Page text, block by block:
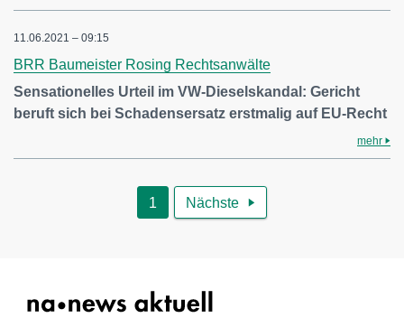
11.06.2021 – 09:15
BRR Baumeister Rosing Rechtsanwälte
Sensationelles Urteil im VW-Dieselskandal: Gericht
beruft sich bei Schadensersatz erstmalig auf EU-Recht
mehr
1 Nächste 